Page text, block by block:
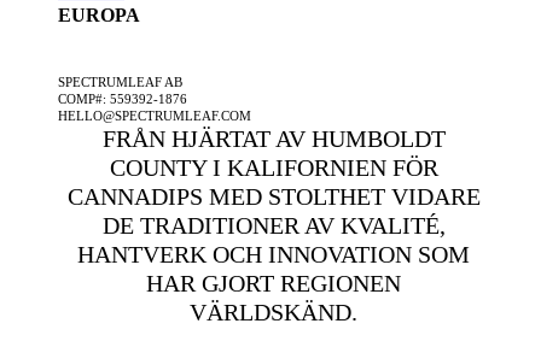
EUROPA
SPECTRUMLEAF AB
COMP#: 559392-1876
HELLO@SPECTRUMLEAF.COM
FRÅN HJÄRTAT AV HUMBOLDT
COUNTY I KALIFORNIEN FÖR
CANNADIPS MED STOLTHET VIDARE
DE TRADITIONER AV KVALITÉ,
HANTVERK OCH INNOVATION SOM
HAR GJORT REGIONEN
VÄRLDSKÄND.